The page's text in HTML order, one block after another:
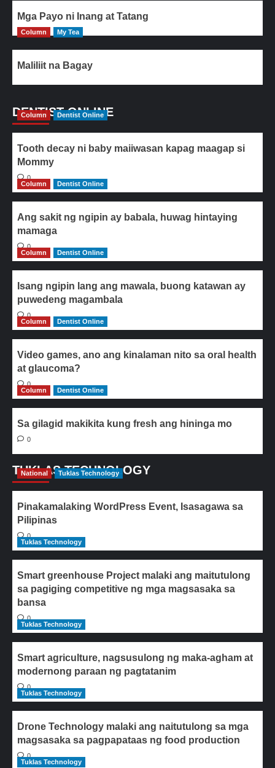
Mga Payo ni Inang at Tatang
Column My Tea
Maliliit na Bagay
DENTIST ONLINE
Column Dentist Online
Tooth decay ni baby maiiwasan kapag maagap si
Mommy
0
Column
Dentist Online
Ang sakit ng ngipin ay babala, huwag hintaying
mamaga
0
Column
Dentist Online
Isang ngipin lang ang mawala, buong katawan ay
puwedeng magambala
0
Column
Dentist Online
Video games, ano ang kinalaman nito sa oral health
at glaucoma?
0
Column
Dentist Online
Sa gilagid makikita kung fresh ang hininga mo
0
TUKLAS TECHNOLOGY
National Tuklas Technology
Pinakamalaking WordPress Event, Isasagawa sa
Pilipinas
0
Tuklas Technology
Smart greenhouse Project malaki ang maitutulong
sa pagiging competitive ng mga magsasaka sa
bansa
0
Tuklas Technology
Smart agriculture, nagsusulong ng maka-agham at
modernong paraan ng pagtatanim
0
Tuklas Technology
Drone Technology malaki ang naitutulong sa mga
magsasaka sa pagpapataas ng food production
0
Tuklas Technology